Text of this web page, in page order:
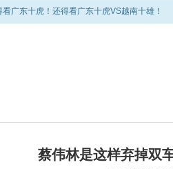
广东十虎！还得看广东十虎VS越南十雄！
蔡伟林是这样弃掉双